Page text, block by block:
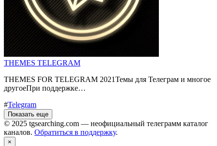
THEMES TELEGRAM
THEMES FOR TELEGRAM 2021Темы для Телеграм и многое
другоеПри поддержке…
#Telegram
Показать еще
© 2025 tgsearching.com — неофициальный телеграмм каталог
каналов. Обратиться в поддержку.
×